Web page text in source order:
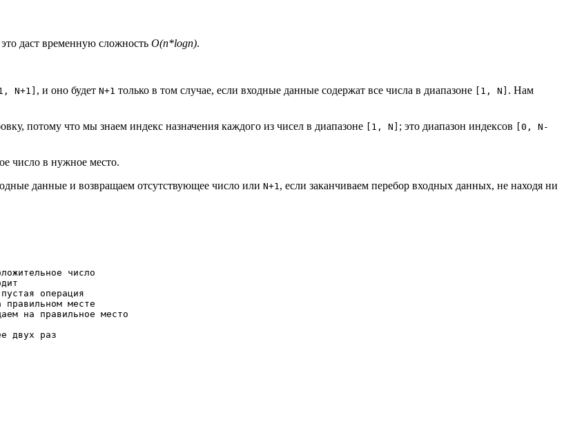
даст временную сложность O(n*logn).
N+1] , и оно будет N+1 только в том случае, если входные данные содержат все числа в диапазоне [1, N] . Нам
потому что мы знаем индекс назначения каждого из чисел в диапазоне [1, N] ; это диапазон индексов [0, N-
число в нужное место.
данные и возвращаем отсутствующее число или N+1 , если заканчиваем перебор входных данных, не находя ни
число
операция
месте
на правильное место
двух раз